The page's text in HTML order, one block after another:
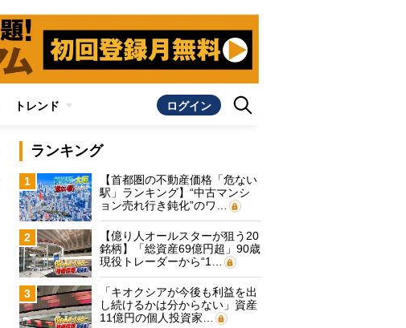
トレンド ログイン
ランキング
1
【首都圏の不動産価格「危ない
駅」ランキング】“中古マンシ
ョン売れ行き鈍化”のワ…
2
【億り人オールスターが狙う20
銘柄】「総資産69億円超」90歳
現役トレーダーから“1…
3
「キオクシアが今後も利益を出
し続けるかは分からない」資産
11億円の個人投資家…